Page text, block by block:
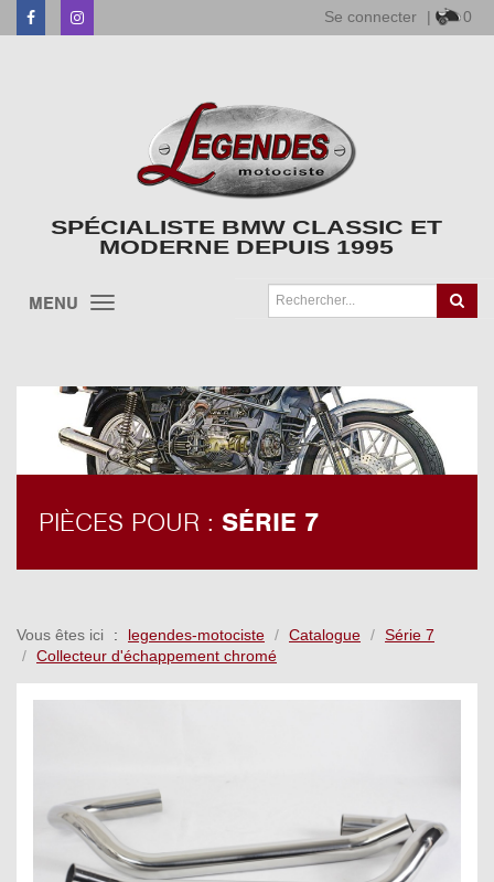
FacebookInstagram Se connecter | 0
SPÉCIALISTE BMW CLASSIC ET
MODERNE DEPUIS 1995
MENU
PIÈCES POUR : SÉRIE 7
Vous êtes ici legendes-motociste Catalogue
Série 7
Collecteur d'échappement chromé